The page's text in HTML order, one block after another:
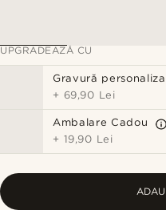
UPGRADEAZĂ CU
Gravură
+ 69,90 Lei
Ambalare Cadou
+ 19,90 Lei